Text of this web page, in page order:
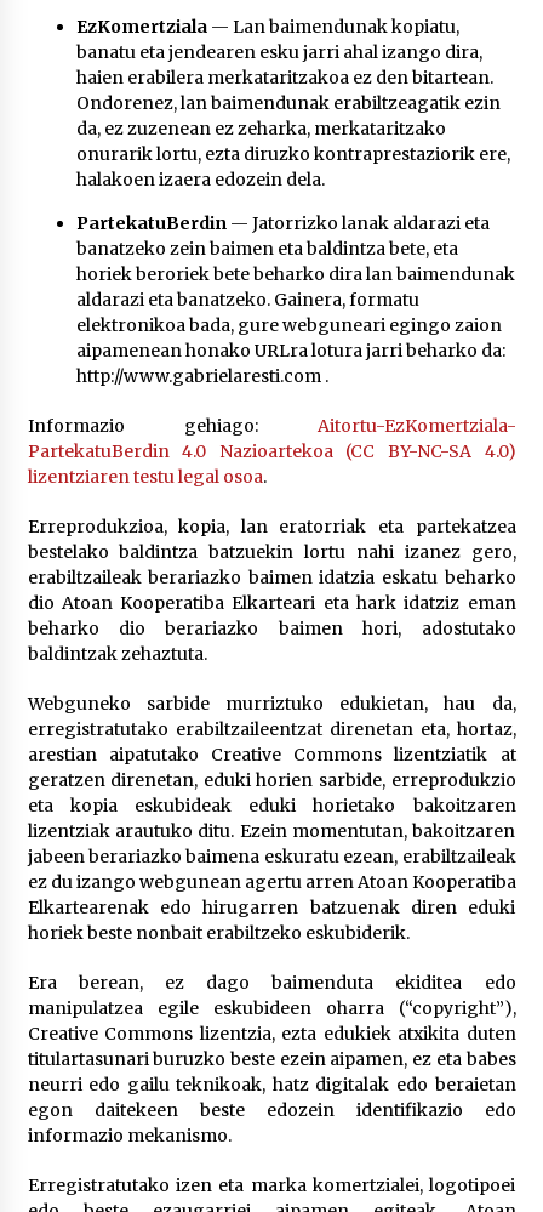
EzKomertziala — Lan baimendunak kopiatu,
banatu eta jendearen esku jarri ahal izango dira,
haien erabilera merkataritzakoa ez den bitartean.
Ondorenez, lan baimendunak erabiltzeagatik ezin
da, ez zuzenean ez zeharka, merkataritzako
onurarik lortu, ezta diruzko kontraprestaziorik ere,
halakoen izaera edozein dela.
PartekatuBerdin — Jatorrizko lanak aldarazi eta
banatzeko zein baimen eta baldintza bete, eta
horiek beroriek bete beharko dira lan baimendunak
aldarazi eta banatzeko. Gainera, formatu
elektronikoa bada, gure webguneari egingo zaion
aipamenean honako URLra lotura jarri beharko da:
http://www.gabrielaresti.com .
Informazio gehiago: Aitortu-EzKomertziala-
PartekatuBerdin 4.0 Nazioartekoa (CC BY-NC-SA 4.0)
lizentziaren testu legal osoa.
Erreprodukzioa, kopia, lan eratorriak eta partekatzea
bestelako baldintza batzuekin lortu nahi izanez gero,
erabiltzaileak berariazko baimen idatzia eskatu beharko
dio Atoan Kooperatiba Elkarteari eta hark idatziz eman
beharko dio berariazko baimen hori, adostutako
baldintzak zehaztuta.
Webguneko sarbide murriztuko edukietan, hau da,
erregistratutako erabiltzaileentzat direnetan eta, hortaz,
arestian aipatutako Creative Commons lizentziatik at
geratzen direnetan, eduki horien sarbide, erreprodukzio
eta kopia eskubideak eduki horietako bakoitzaren
lizentziak arautuko ditu. Ezein momentutan, bakoitzaren
jabeen berariazko baimena eskuratu ezean, erabiltzaileak
ez du izango webgunean agertu arren Atoan Kooperatiba
Elkartearenak edo hirugarren batzuenak diren eduki
horiek beste nonbait erabiltzeko eskubiderik.
Era berean, ez dago baimenduta ekiditea edo
manipulatzea egile eskubideen oharra (“copyright”),
Creative Commons lizentzia, ezta edukiek atxikita duten
titulartasunari buruzko beste ezein aipamen, ez eta babes
neurri edo gailu teknikoak, hatz digitalak edo beraietan
egon daitekeen beste edozein identifikazio edo
informazio mekanismo.
Erregistratutako izen eta marka komertzialei, logotipoei